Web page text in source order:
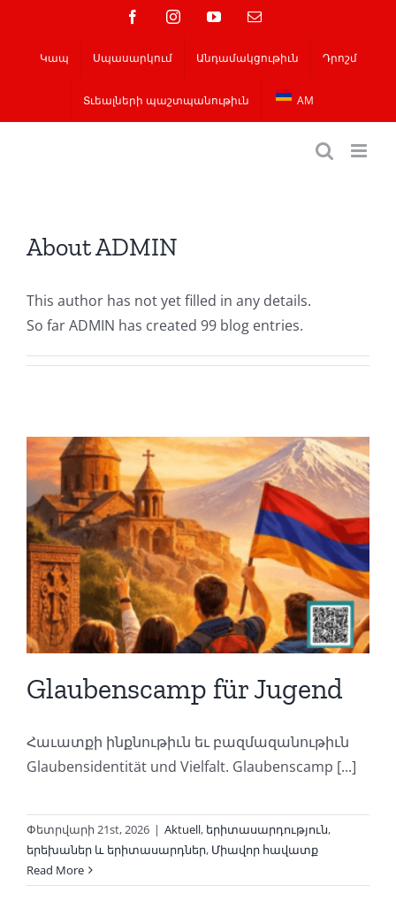
content
ՖեյսբուքInstagramYouTubeEmail
Կապ Սպասարկում Անդամակցութիւն Դրոշմ
Տւեալների պաշտպանութիւն AM
AboutADMIN
This author has not yet filled in any details.
So far ADMIN has created 99 blog entries.
Glaubenscamp für Jugend
Հաւատքի ինքնութիւն եւ բազմազանութիւն
Glaubensidentität und Vielfalt. Glaubenscamp [...]
Փետրվարի 21st, 2026 | Aktuell, երիտասարդություն,
երեխաներ և երիտասարդներ, Միավոր հավատք
Read More